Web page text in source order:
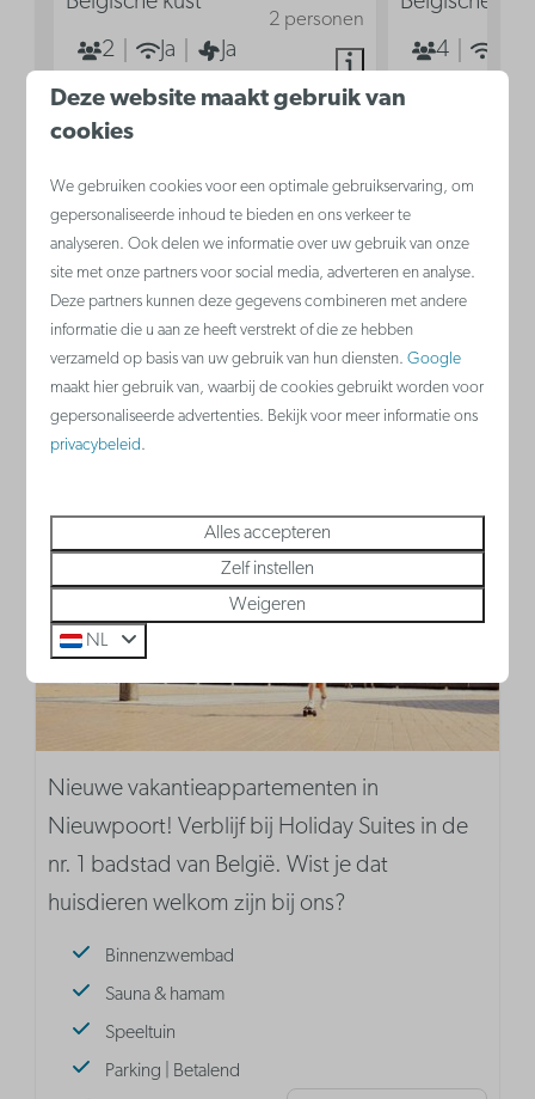
2 personen
2
Ja
Ja
2
Airconditioning
Dubbel bed in woonkamer
Bekijken
4
Dubbel
Nieuwe vakantieappartementen in
Nieuwpoort! Verblijf bij Holiday Suites in de
nr. 1 badstad van België. Wist je dat
huisdieren welkom zijn bij ons?
Binnenzwembad
Sauna & hamam
Speeltuin
Parking | Betalend
Deze website maakt gebruik van
cookies
We gebruiken cookies voor een optimale gebruikservaring, om
gepersonaliseerde inhoud te bieden en ons verkeer te
analyseren. Ook delen we informatie over uw gebruik van onze
site met onze partners voor social media, adverteren en analyse.
Deze partners kunnen deze gegevens combineren met andere
informatie die u aan ze heeft verstrekt of die ze hebben
verzameld op basis van uw gebruik van hun diensten.Google
maakt hier gebruik van, waarbij de cookies gebruikt worden voor
gepersonaliseerde advertenties. Bekijk voor meer informatie ons
privacybeleid.
Alles accepteren
Zelf instellen
Weigeren
NL